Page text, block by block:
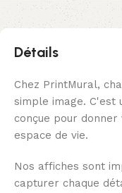
Détails
Chez PrintMural,
simple image. C'est
conçue pour
espace de vie.
Nos affiches sont
capturer chaque